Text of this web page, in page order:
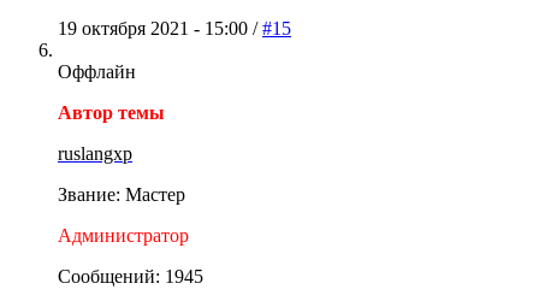
19 октября 2021 - 15:00 /#15
Оффлайн
Автор темы
ruslangxp
Звание: Мастер
Администратор
Сообщений: 1945